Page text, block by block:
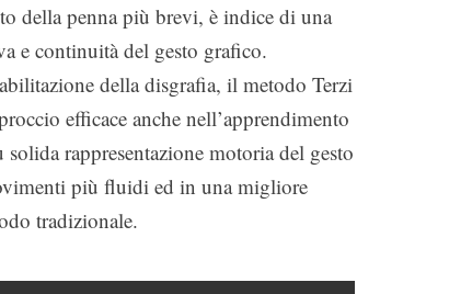
della penna più brevi, è indice di una
e continuità del gesto grafico.
della disgrafia, il metodo Terzi
efficace anche nell’apprendimento
rappresentazione motoria del gesto
più fluidi ed in una migliore
tradizionale.